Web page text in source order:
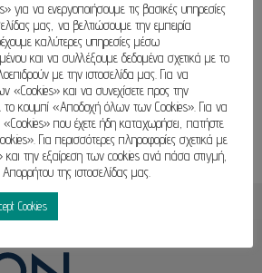
για να ενεργοποιήσουμε τις βασικές υπηρεσίες
μας, να βελτιώσουμε την εμπειρία
καλύτερες υπηρεσίες μέσω
και να συλλέξουμε δεδομένα σχετικά με το
με την ιστοσελίδα μας. Για να
«Cookies» και να συνεχίσετε προς την
το κουμπί «Αποδοχή όλων των Cookies». Για να
«Cookies» που έχετε ήδη καταχωρήσει, πατήστε
Για περισσότερες πληροφορίες σχετικά με
την εξαίρεση των cookies ανά πάσα στιγμή,
της ιστοσελίδας μας.
Cookies